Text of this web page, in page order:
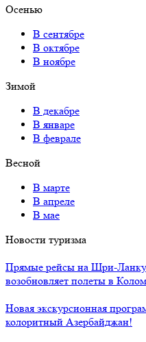
Осенью
В сентябре
В октябре
В ноябре
Зимой
В декабре
В январе
В феврале
Весной
В марте
В апреле
В мае
Новости туризма
Прямые рейсы на Шри-
возобновляет полеты в
Новая экскурсионная
колоритный Азербайджан!